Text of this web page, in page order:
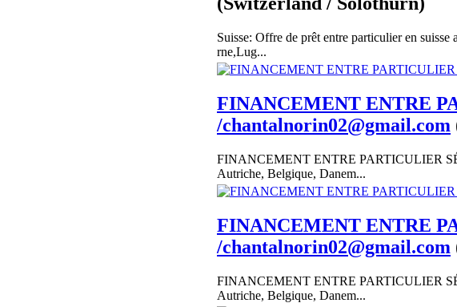
Suisse: Offre de prêt entre particulier en
rne,Lug...
FINANCEMENT ENTRE
/chantalnorin02@gmail.com
FINANCEMENT ENTRE PARTICULIER
Autriche, Belgique, Danem...
FINANCEMENT ENTRE
/chantalnorin02@gmail.com
FINANCEMENT ENTRE PARTICULIER
Autriche, Belgique, Danem...